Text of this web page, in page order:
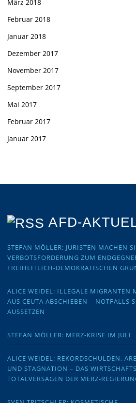
März 2018
Februar 2018
Januar 2018
Dezember 2017
November 2017
September 2017
Mai 2017
Februar 2017
Januar 2017
AFD-
STEFAN MÖLLER: JURISTEN MACHEN
VERBOTSFORDERUNG ZUM
FREIHEITLICH-DEMOKRATISCHEN
ALICE WEIDEL: ILLEGALE MIGRANTEN
AUS CEUTA ABSCHIEBEN – NOTFALLS
AUSSETZEN
STEFAN MÖLLER: MERZ-KRISE IM JULI
ALICE WEIDEL: REKORDSCHULDEN,
UND STAGNATION – DAS
TOTALVERSAGEN DER MERZ-